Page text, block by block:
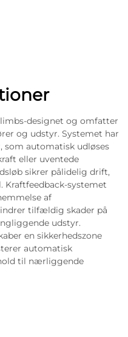
designet og omfatter
og udstyr. Systemet har
som automatisk udløses
eller uventede
sikrer pålidelig drift,
systemet
af
tilfældig skader på
udstyr.
en sikkerhedszone
automatisk
til nærliggende